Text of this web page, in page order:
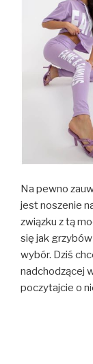
Na pewno
jest noszenie
związku z tą
się jak
wybór. Dziś
nadchodzącej
poczytajcie o